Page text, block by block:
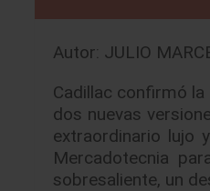
Autor: JULIO
Cadillac confirmó
dos nuevas
extraordinario lujo
Mercadotecnia
sobresaliente, un